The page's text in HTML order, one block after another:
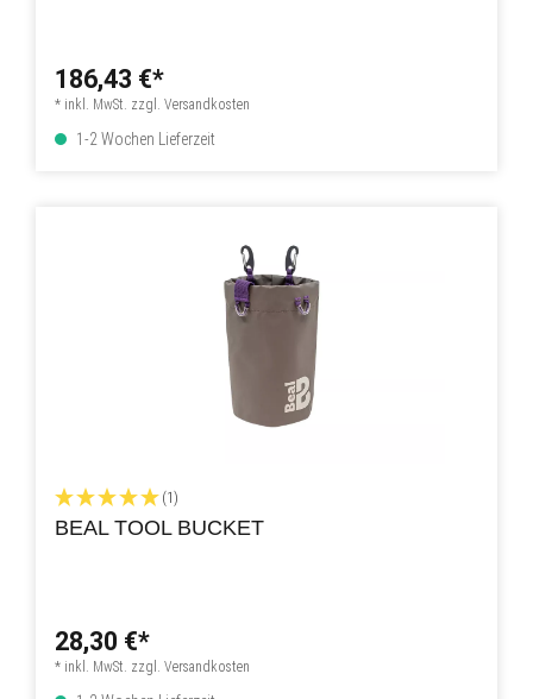
186,43 €*
* inkl. MwSt. zzgl. Versandkosten
1-2 Wochen Lieferzeit
(1)
BEAL TOOL BUCKET
28,30 €*
* inkl. MwSt. zzgl. Versandkosten